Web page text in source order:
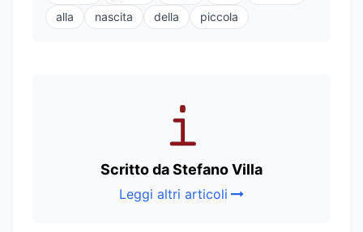
alla
nascita della piccola
Scritto da Stefano Villa
Leggi altri articoli